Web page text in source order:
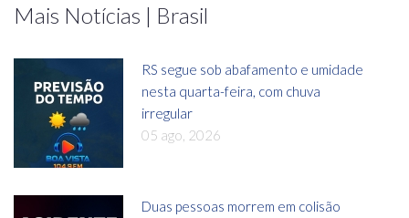
Mais Notícias | Brasil
RS segue sob abafamento e umidade
nesta quarta-feira, com chuva
irregular
05 ago, 2026
Duas pessoas morrem em colisão